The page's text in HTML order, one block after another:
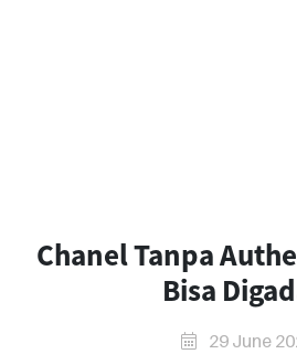
Chanel Tanpa
Bisa
29 June